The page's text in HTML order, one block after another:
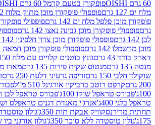
פופקורן בטעם קרמל 60 גרם OISHI
פופפולי
פופפולי פופקורן מוכן מתוק מלוח 142 גרם
מלח ים 142 גרם
מוכן גבינה נאצו 142 גרם
פופפולי פופקורן
פופפולי פופקורן מוכן צדר חלפיניו 142 גרם
פופפולי
גרם
פופפולי פופקורן מוכן חמאה 142 גרם
גונץ בוטנים קלויים עם מלח 150 גר'
מנטוס
מנטוס שקית פירות 135 גרם
מארז מקלות
זריפה גרעיני דלעת 250 גרם
זריפה
רוטב ברביקיו אורגינל 510 מ"ל
פבורס טראפל
שוקו 100ג'
פבורס טראפל לבן וניל 100ג'
אנרג'י מאגדת דגנים טראפלס ושוקולד
נסקוויק אבקת תות 350ג'
גולון טוסטדה ללא
ללא סוכר 350ג'
גולון אורגני ביו שוקוצ'יפס 150ג'